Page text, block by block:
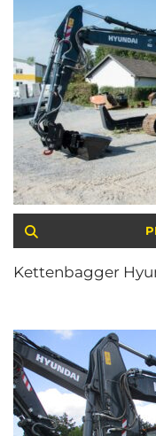
Kettenbagger